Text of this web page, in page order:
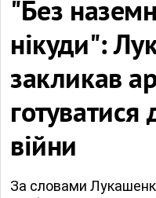
"Без
нікуди":
закликав
війни
За словами